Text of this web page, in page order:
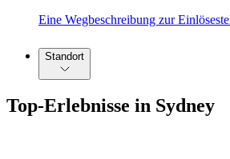
Eine Wegbeschreibung zur
Standort
Top-Erlebnisse in Sydney